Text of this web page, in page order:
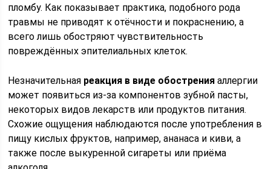
пломбу. Как показывает практика, подобного рода
травмы не приводят к отёчности и покраснению, а
всего лишь обостряют чувствительность
повреждённых эпителиальных клеток.
Незначительная реакция в виде обострения аллергии
может появиться из-за компонентов зубной пасты,
некоторых видов лекарств или продуктов питания.
Схожие ощущения наблюдаются после употребления в
пищу кислых фруктов, например, ананаса и киви, а
также после выкуренной сигареты или приёма